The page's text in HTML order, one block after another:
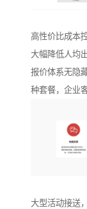
高性价比成本
大幅降低人均
报价体系无隐
种套餐，企业
大型活动接送